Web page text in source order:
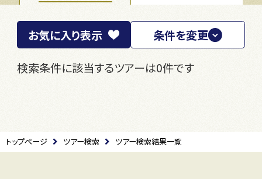
検索条件に該当するツアーは0件です
お気に入り表示 条件を変更
トップページ ツアー検索 ツアー検索結果一覧